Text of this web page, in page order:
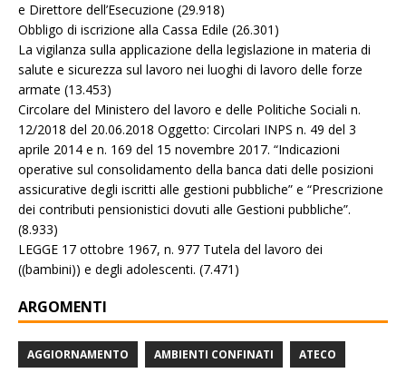
e Direttore dell’Esecuzione (29.918)
Obbligo di iscrizione alla Cassa Edile (26.301)
La vigilanza sulla applicazione della legislazione in materia di
salute e sicurezza sul lavoro nei luoghi di lavoro delle forze
armate (13.453)
Circolare del Ministero del lavoro e delle Politiche Sociali n.
12/2018 del 20.06.2018 Oggetto: Circolari INPS n. 49 del 3
aprile 2014 e n. 169 del 15 novembre 2017. “Indicazioni
operative sul consolidamento della banca dati delle posizioni
assicurative degli iscritti alle gestioni pubbliche” e “Prescrizione
dei contributi pensionistici dovuti alle Gestioni pubbliche”.
(8.933)
LEGGE 17 ottobre 1967, n. 977 Tutela del lavoro dei
((bambini)) e degli adolescenti. (7.471)
ARGOMENTI
AGGIORNAMENTO AMBIENTI CONFINATI ATECO